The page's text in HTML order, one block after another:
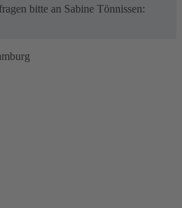
bitte an Sabine Tönnissen: